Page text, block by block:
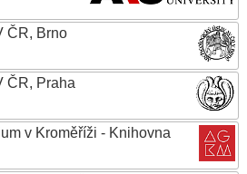
ČR, Brno
ČR, Praha
v Kroměříži - Knihovna